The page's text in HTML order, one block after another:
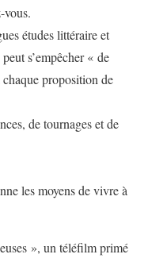
vous.
études littéraire et
s’empêcher « de
chaque proposition de
de tournages et de
les moyens de vivre à
», un téléfilm primé